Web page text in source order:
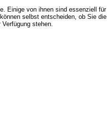
Einige von ihnen sind essenziell
selbst entscheiden, ob Sie
stehen.